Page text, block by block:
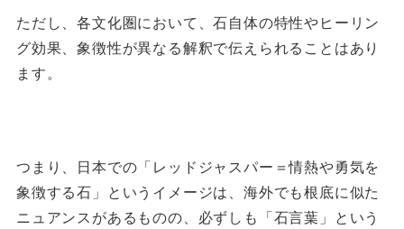
ただし、各文化圏において、石自体の特性やヒーリン
グ効果、象徴性が異なる解釈で伝えられることはあり
ます。
つまり、日本での「レッドジャスパー＝情熱や勇気を
象徴する石」というイメージは、海外でも根底に似た
ニュアンスがあるものの、必ずしも「石言葉」という